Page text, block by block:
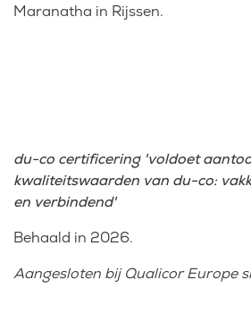
Maranatha in Rijssen.
du-co certificering 'voldoet
kwaliteitswaarden van du-co:
en verbindend'
Behaald in 2026.
Aangesloten bij Qualicor Europe